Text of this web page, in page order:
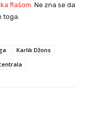
ka flašom. Ne zna se da
toga.
Karlik Džons